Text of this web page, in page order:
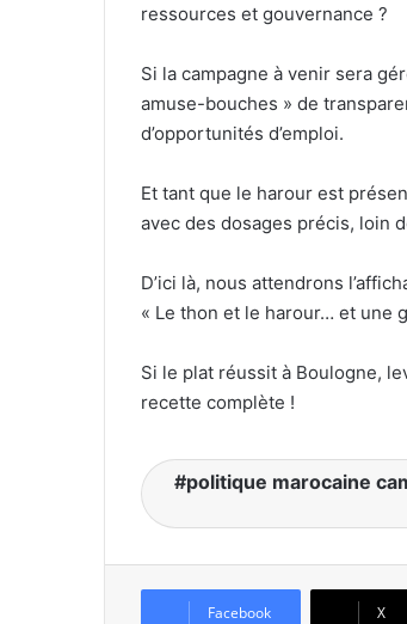
ressources et gouvernance ?
Si la campagne à venir sera
amuse-bouches » de
d’opportunités d’emploi.
Et tant que le harour est
avec des dosages précis, loin
D’ici là, nous attendrons
« Le thon et le harour… et une
Si le plat réussit à Boulogne,
recette complète !
politique marocaine
Facebook X